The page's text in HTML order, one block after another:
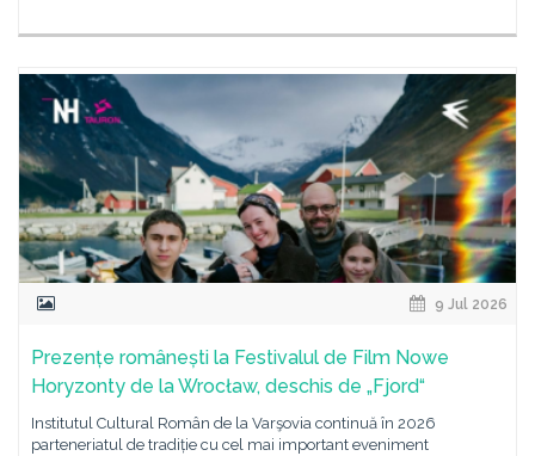
9 Jul 2026
Prezențe românești la Festivalul de Film Nowe
Horyzonty de la Wrocław, deschis de „Fjord“
Institutul Cultural Român de la Varşovia continuă în 2026
parteneriatul de tradiție cu cel mai important eveniment